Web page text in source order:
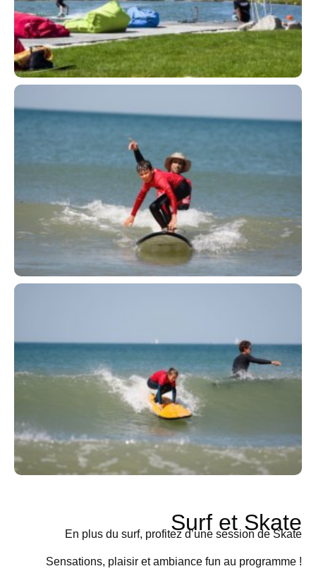
Surf et Skate
En plus du surf, profitez d’une session de Skate
Sensations, plaisir et ambiance fun au programme !